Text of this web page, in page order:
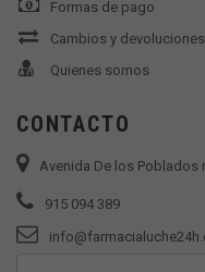
Formas de pago
Cambios y devoluciones
Quienes somos
CONTACTO
Avenida De los Poblados
915 094 389